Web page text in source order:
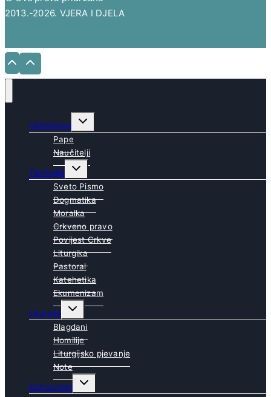
2013.-2026. VJERA I DJELA
Učiteljstvo
Toggle
child
Pape
Naučitelji
Teologija
Toggle
child
menu
Sveto Pismo
Dogmatika
Moralka
Crkveno pravo
Povijest Crkve
Liturgika
Pastoral
Katehetika
Ekumenizam
Liturgija
Toggle
child
menu
Blagdani
Homilije
Liturgijsko pjevanje
Note
Duhovnost
Toggle
child